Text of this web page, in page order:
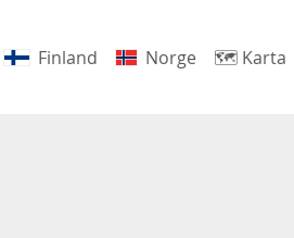
Finland Norge 🗺 Karta